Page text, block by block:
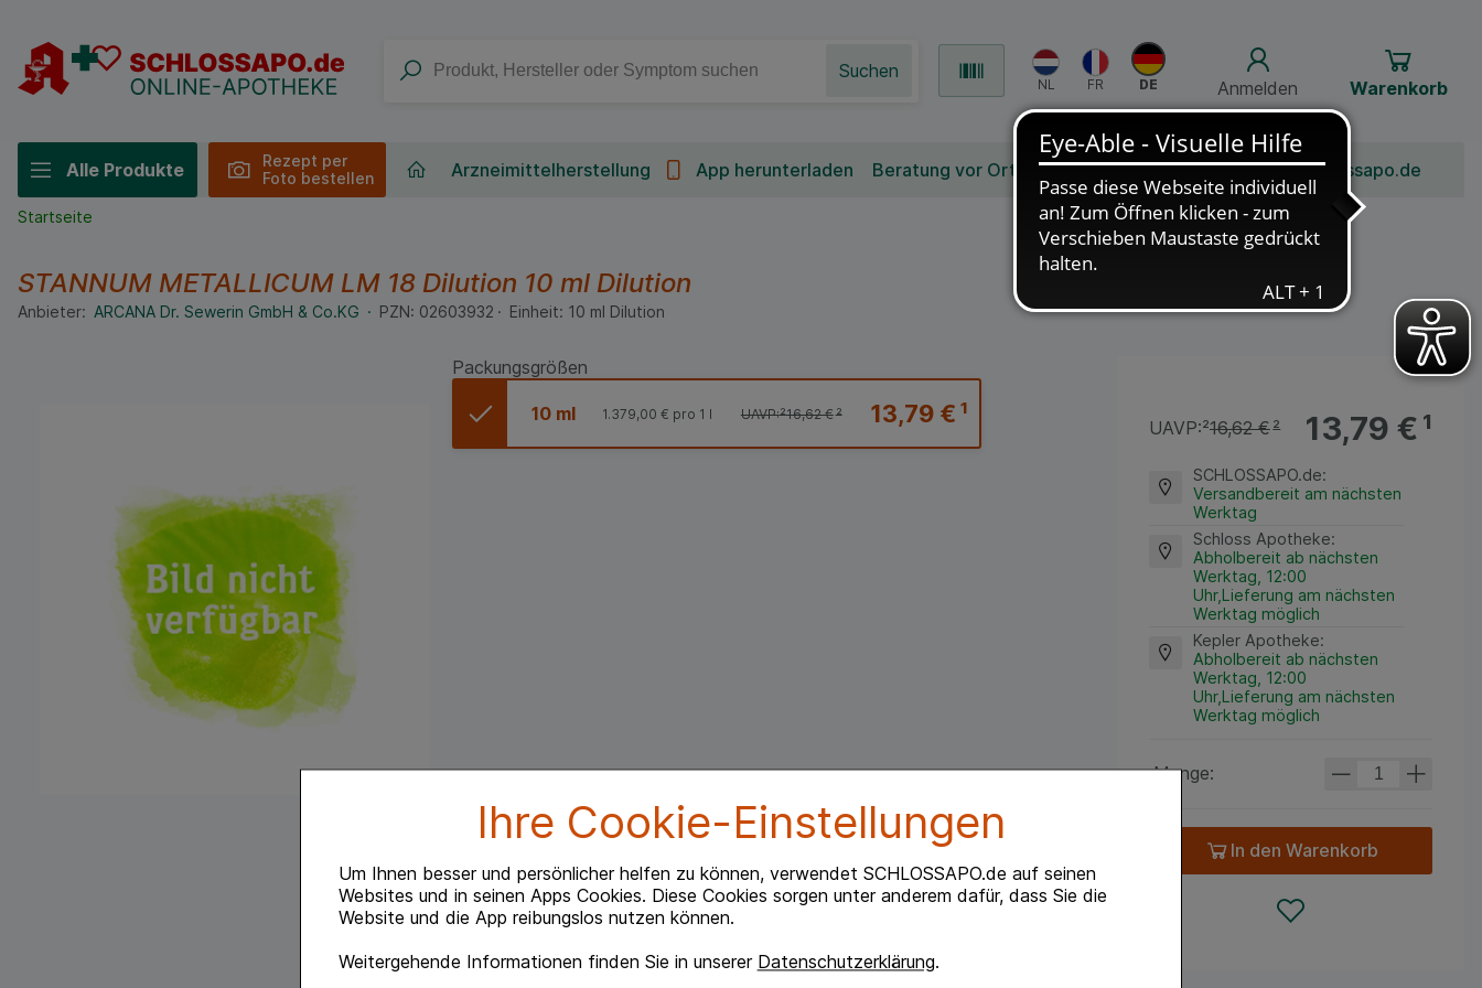
Ihre Cookie-Einstellungen
Um Ihnen besser und persönlicher helfen zu können, verwendet SCHLOSSAPO.de auf seinen
Websites und in seinen Apps Cookies. Diese Cookies sorgen unter anderem dafür, dass Sie die
Website und die App reibungslos nutzen können.
Weitergehende Informationen finden Sie in unserer Datenschutzerklärung.
Anmelden Warenkorb
Suchen
Alle Produkte
Rezept per
Foto bestellen
Arzneimittelherstellung App herunterladen Beratung vor Ort Bonusprogramm Jobs Über Schlossapo.de
Startseite
STANNUM METALLICUM LM 18 Dilution 10 ml Dilution
Anbieter: ARCANA Dr. Sewerin GmbH & Co.KG PZN: 02603932 Einheit: 10 ml Dilution
Packungsgrößen
10 ml 13,79 €¹
UAVP:²16,62 €²
1.379,00 € pro 1 l 13,79 €¹
UAVP:²16,62 €²
SCHLOSSAPO.de:
Versandbereit am nächsten
Werktag
Schloss Apotheke:
Abholbereit ab nächsten
Werktag, 12:00
Uhr,Lieferung am nächsten
Werktag möglich
Kepler Apotheke:
Abholbereit ab nächsten
Werktag, 12:00
Uhr,Lieferung am nächsten
Werktag möglich
Menge:
In den Warenkorb